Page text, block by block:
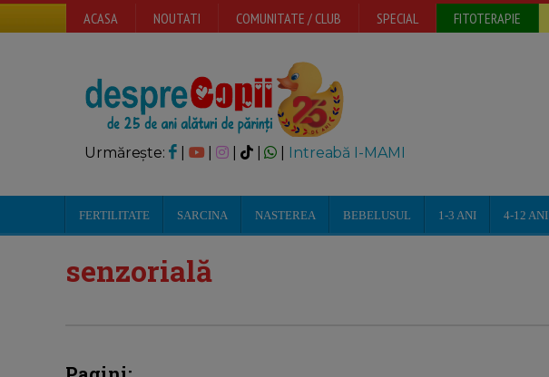
ACASA NOUTATI COMUNITATE / CLUB SPECIAL FITOTERAPIE
Urmărește: | | Intreabă I-MAMI
FERTILITATE SARCINA NASTEREA BEBELUSUL 1-3 ANI 4-12 ANI
senzorială